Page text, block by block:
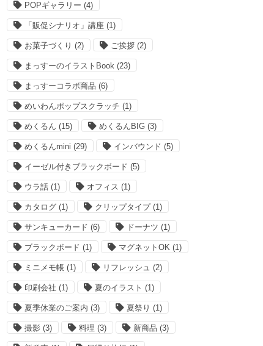
POPギャラリー (4)
「販促シナリオ」講座 (1)
お菓子づくり (2) ご挨拶 (2)
まっすーのイラストBook (23)
まっすーコラボ商品 (6)
めいわんポップスクラッチ (1)
めくるん (15) めくるんBIG (3)
めくるんmini (29) インバウンド (5)
イーゼル付きブラックボード (5)
ウラ話 (1) オフィス (1)
カタログ (1) クリップタイプ(1)
サンキューカード (6) ドーナツ (1)
ブラックボード (1) マグネットOK (1)
ミニメモ帳 (1) リフレッシュ (2)
印刷会社 (1) 夏のイラスト (1)
夏季休業のご案内 (3) 夏祭り (1)
撮影 (3) 料理 (3) 新商品 (3)